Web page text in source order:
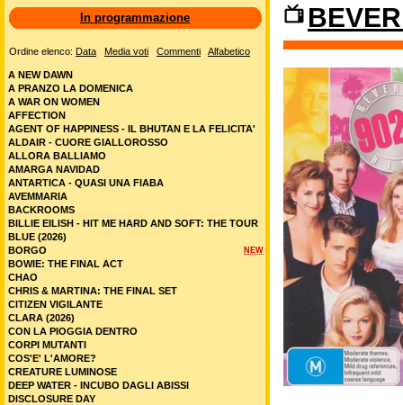
In programmazione
Ordine elenco: Data Media voti Commenti Alfabetico
A NEW DAWN
A PRANZO LA DOMENICA
A WAR ON WOMEN
AFFECTION
AGENT OF HAPPINESS - IL BHUTAN E LA FELICITA'
ALDAIR - CUORE GIALLOROSSO
ALLORA BALLIAMO
AMARGA NAVIDAD
ANTARTICA - QUASI UNA FIABA
AVEMMARIA
BACKROOMS
BILLIE EILISH - HIT ME HARD AND SOFT: THE TOUR
BLUE (2026)
NEW
BORGO
BOWIE: THE FINAL ACT
CHAO
CHRIS & MARTINA: THE FINAL SET
CITIZEN VIGILANTE
CLARA (2026)
CON LA PIOGGIA DENTRO
CORPI MUTANTI
COS'E' L'AMORE?
CREATURE LUMINOSE
DEEP WATER - INCUBO DAGLI ABISSI
DISCLOSURE DAY